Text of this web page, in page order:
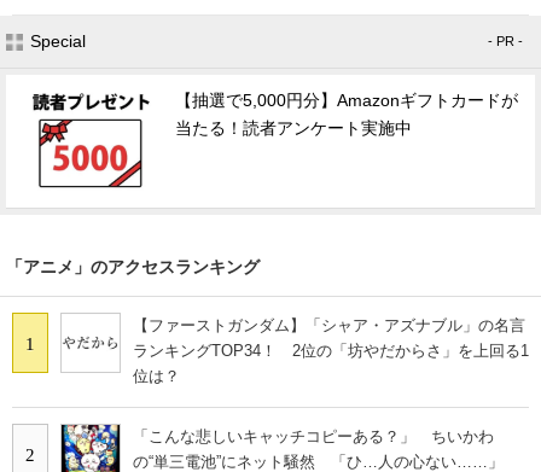
Special - PR -
【抽選で5,000円分】Amazonギフトカードが
当たる！読者アンケート実施中
「アニメ」のアクセスランキング
1
【ファーストガンダム】「シャア・アズナブル」の名言
ランキングTOP34！ 2位の「坊やだからさ」を上回る1
位は？
2
「こんな悲しいキャッチコピーある？」 ちいかわ
の“単三電池”にネット騒然 「ひ…人の心ない……」